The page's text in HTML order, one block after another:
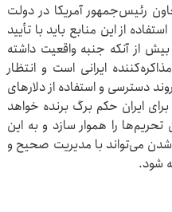
رئیس‌جمهور آمریکا در دولت
از این منابع باید با تأیید
از آنکه جنبه واقعیت داشته
ایرانی است و انتظار
دسترسی و استفاده از دلارهای
ایران حکم برگ برنده خواهد
را هموار سازد و به این
می‌تواند با مدیریت صحیح و
شود.